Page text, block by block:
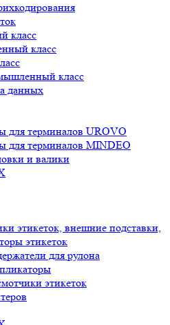
класс
класс
класс
данных
для терминалов UROVO
для терминалов MINDEO
и валики
этикеток, внешние подставки,
этикеток
для рулона
этикеток